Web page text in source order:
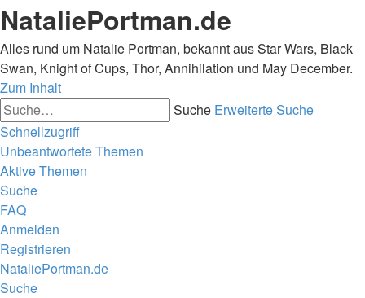
NataliePortman.de
Alles rund um Natalie Portman, bekannt aus Star Wars, Black
Swan, Knight of Cups, Thor, Annihilation und May December.
Zum Inhalt
Suche Erweiterte Suche
Schnellzugriff
Unbeantwortete Themen
Aktive Themen
Suche
FAQ
Anmelden
Registrieren
NataliePortman.de
Suche